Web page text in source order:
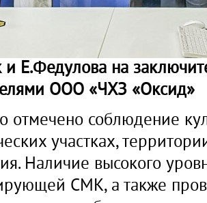
Е.Федулова на
ООО «ЧХЗ «Оксид»
отмечено соб­людение
участках,
Наличие высокого
СМК, а также